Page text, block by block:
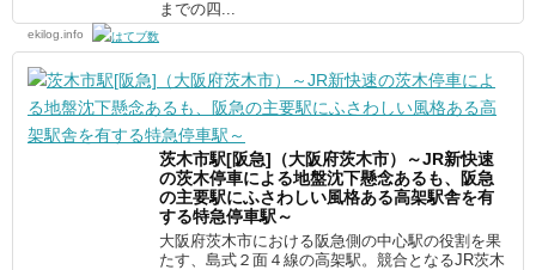
までの四...
ekilog.info
茨木市駅[阪急]（大阪府茨木市）～JR新快速
の茨木停車による地盤沈下懸念あるも、阪急
の主要駅にふさわしい風格ある高架駅舎を有
する特急停車駅～
大阪府茨木市における阪急側の中心駅の役割を果
たす、島式２面４線の高架駅。競合となるJR茨木